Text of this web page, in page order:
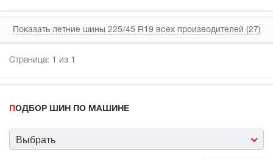
Показать летние шины 225/45 R19 всех производителей (27)
Страница: 1 из 1
ПОДБОР ШИН ПО МАШИНЕ
Выбрать